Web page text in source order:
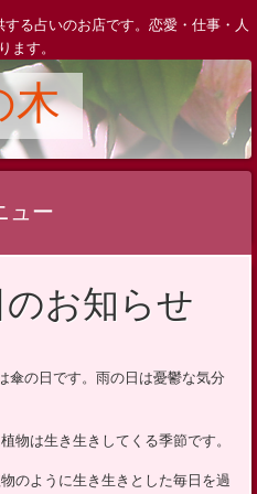
る占いのお店です。恋愛・仕事・人
ます。
木
ュー
お知らせ
傘の日です。雨の日は憂鬱な気分
物は生き生きしてくる季節です。
のように生き生きとした毎日を過